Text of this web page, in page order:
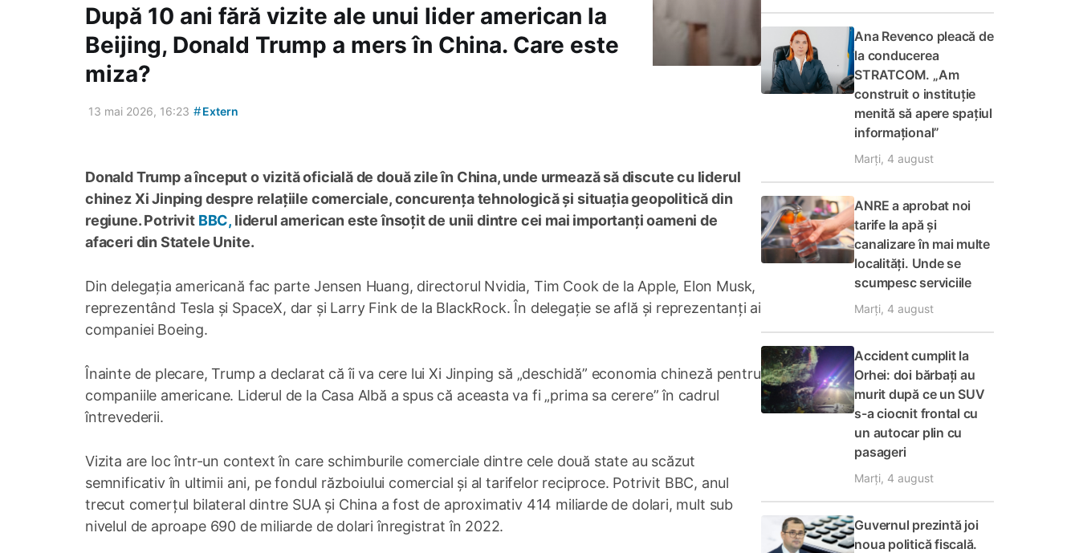
După 10 ani fără vizite ale unui lider american la
Beijing, Donald Trump a mers în China. Care este
miza?
13 mai 2026, 16:23 #Extern
Donald Trump a început o vizită oficială de două zile în China, unde urmează să discute cu liderul
chinez Xi Jinping despre relațiile comerciale, concurența tehnologică și situația geopolitică din
regiune. Potrivit BBC, liderul american este însoțit de unii dintre cei mai importanți oameni de
afaceri din Statele Unite.
Din delegația americană fac parte Jensen Huang, directorul Nvidia, Tim Cook de la Apple, Elon Musk,
reprezentând Tesla și SpaceX, dar și Larry Fink de la BlackRock. În delegație se află și reprezentanți ai
companiei Boeing.
Înainte de plecare, Trump a declarat că îi va cere lui Xi Jinping să „deschidă” economia chineză pentru
companiile americane. Liderul de la Casa Albă a spus că aceasta va fi „prima sa cerere” în cadrul
întrevederii.
Vizita are loc într-un context în care schimburile comerciale dintre cele două state au scăzut
semnificativ în ultimii ani, pe fondul războiului comercial și al tarifelor reciproce. Potrivit BBC, anul
trecut comerțul bilateral dintre SUA și China a fost de aproximativ 414 miliarde de dolari, mult sub
nivelul de aproape 690 de miliarde de dolari înregistrat în 2022.
Ana Revenco pleacă de
la conducerea
STRATCOM. „Am
construit o instituție
menită să apere spațiul
informațional”
Marți, 4 august
ANRE a aprobat noi
tarife la apă și
canalizare în mai multe
localități. Unde se
scumpesc serviciile
Marți, 4 august
Accident cumplit la
Orhei: doi bărbați au
murit după ce un SUV
s-a ciocnit frontal cu
un autocar plin cu
pasageri
Marți, 4 august
Guvernul prezintă joi
noua politică fiscală.